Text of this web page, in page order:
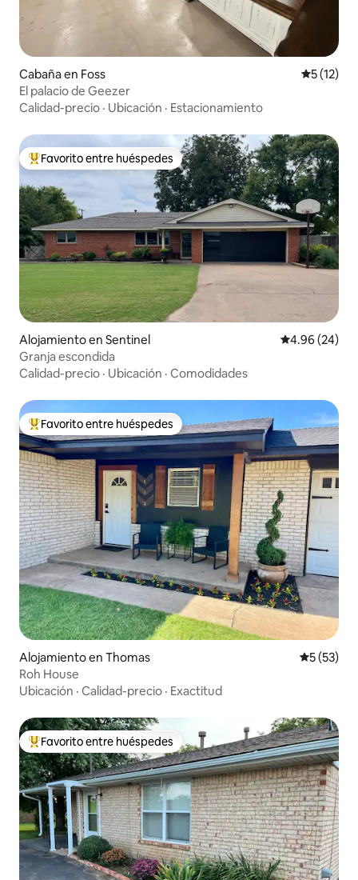
Cabaña en Foss
5 (12)
El palacio de Geezer
Calidad-precio · Ubicación · Estacionamiento
Favorito entre huéspedes preferido
Favorito entre huéspedes
Alojamiento en Sentinel Calificación
4.96 (24)
Granja escondida
Calidad-precio · Ubicación · Comodidades
Favorito entre huéspedes preferido
Favorito entre huéspedes
Alojamiento en Thomas
5 (53)
Roh House
Ubicación · Calidad-precio · Exactitud
Favorito entre huéspedes preferido
Favorito entre huéspedes